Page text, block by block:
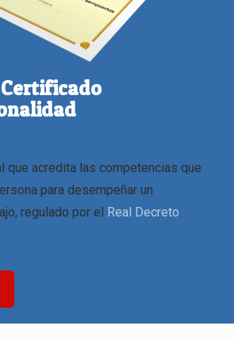
Certificado
que acredita las competencias que
para desempeñar un
regulado por el
Real Decreto